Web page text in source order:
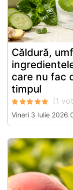
Căldură,
care nu fac
timpul
Vineri 3 Iulie 2026